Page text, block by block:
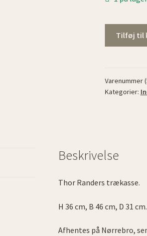
Tilføj til
Varenummer
Kategorier:
Beskrivelse
Thor Randers trækasse.
H 36 cm, B 46 cm, D 31 cm.
Afhentes på Nørrebro,